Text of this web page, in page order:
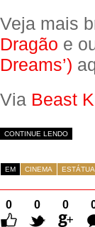
Veja mais
Dragão e
Dreams’)
Via Beast
CONTINUE LENDO
EM CINEMA
0 0 0